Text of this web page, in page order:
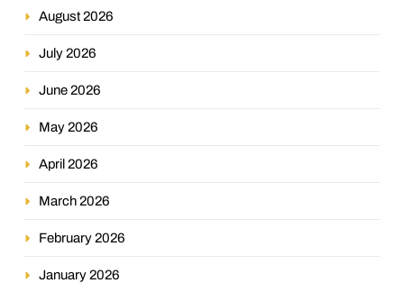
August 2026
July 2026
June 2026
May 2026
April 2026
March 2026
February 2026
January 2026